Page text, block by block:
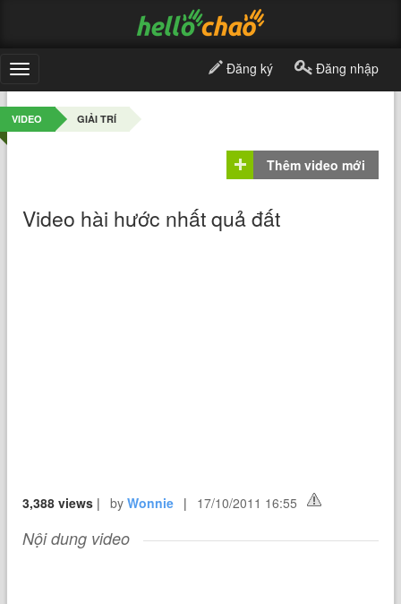
Toggle
navigation
Đăng ký Đăng nhập
VIDEO GIẢI TRÍ
Thêm video mới
Video hài hước nhất quả đất
3,388 views | byWonnie | 17/10/2011 16:55
Nội dung video